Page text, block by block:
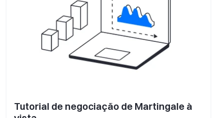
Tutorial de negociação de Martingale à